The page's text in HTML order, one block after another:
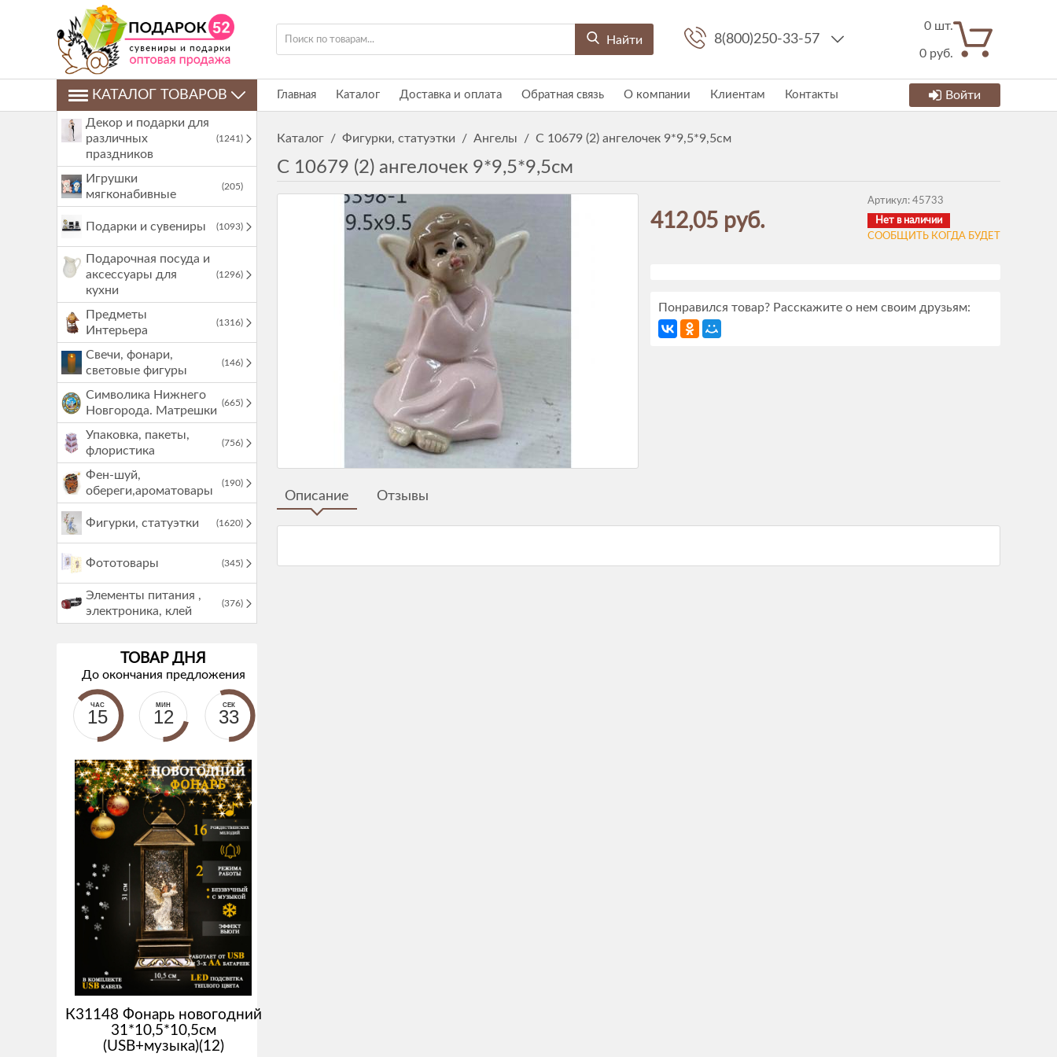
Найти 8(800)250-33-57
0 шт.
0 руб.
КАТАЛОГ ТОВАРОВ
Декор и подарки для
различных
праздников
(1241)
Игрушки
мягконабивные
(205)
Подарки и сувениры (1093)
Подарочная посуда и
аксессуары для
кухни
(1296)
Предметы
Интерьера
(1316)
Свечи, фонари,
световые фигуры
(146)
Символика Нижнего
Новгорода. Матрешки
(665)
Упаковка, пакеты,
флористика
(756)
Фен-шуй,
обереги,ароматовары
(190)
Фигурки, статуэтки (1620)
Фототовары (345)
Элементы питания ,
электроника, клей
(376)
ТОВАР ДНЯ
До окончания предложения
ЧАС
15
МИН
12
СЕК
33
К31148 Фонарь новогодний
31*10,5*10,5см
(USB+музыка)(12)
Главная Каталог Доставка и оплата Обратная связь О компании Клиентам Контакты Войти
Каталог / Фигурки, статуэтки / Ангелы / C 10679 (2) ангелочек 9*9,5*9,5см
C 10679 (2) ангелочек 9*9,5*9,5см
412,05 руб.
Артикул: 45733
Нет в наличии
СООБЩИТЬ КОГДА БУДЕТ
Понравился товар? Расскажите о нем своим друзьям:
Описание Отзывы